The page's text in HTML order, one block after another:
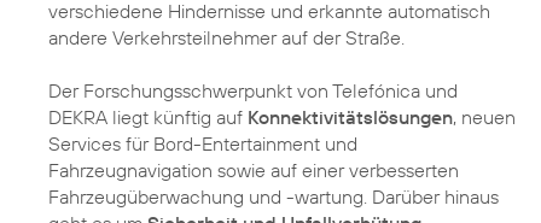
verschiedene Hindernisse und erkannte automatisch
andere Verkehrsteilnehmer auf der Straße.
Der Forschungsschwerpunkt von Telefónica und
DEKRA liegt künftig auf Konnektivitätslösungen, neuen
Services für Bord-Entertainment und
Fahrzeugnavigation sowie auf einer verbesserten
Fahrzeugüberwachung und -wartung. Darüber hinaus